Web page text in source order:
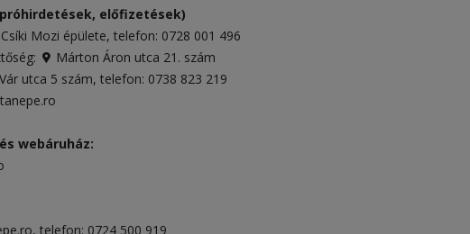
előfizetések)
Csíki Mozi épülete, telefon: 0728 001 496
Márton Áron utca 21. szám
Vár utca 5 szám, telefon: 0738 823 219
webáruház:
, telefon: 0724 500 919